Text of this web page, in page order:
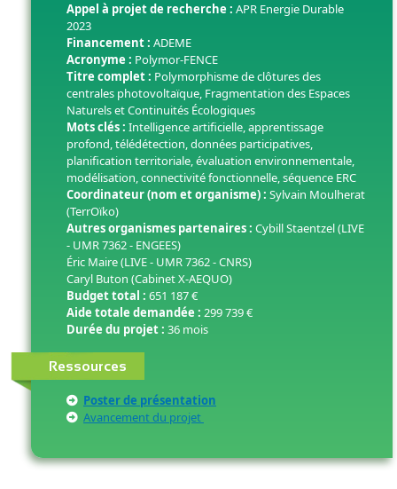
Appel à projet de recherche : APR Energie Durable
2023
Financement : ADEME
Acronyme : Polymor-FENCE
Titre complet : Polymorphisme de clôtures des
centrales photovoltaïque, Fragmentation des Espaces
Naturels et Continuités Écologiques
Mots clés : Intelligence artificielle, apprentissage
profond, télédétection, données participatives,
planification territoriale, évaluation environnementale,
modélisation, connectivité fonctionnelle, séquence ERC
Coordinateur (nom et organisme) : Sylvain Moulherat
(TerrOïko)
Autres organismes partenaires : Cybill Staentzel (LIVE
- UMR 7362 - ENGEES)
Éric Maire (LIVE - UMR 7362 - CNRS)
Caryl Buton (Cabinet X-AEQUO)
Budget total : 651 187 €
Aide totale demandée : 299 739 €
Durée du projet : 36 mois
Ressources
Poster de présentation
Avancement du projet